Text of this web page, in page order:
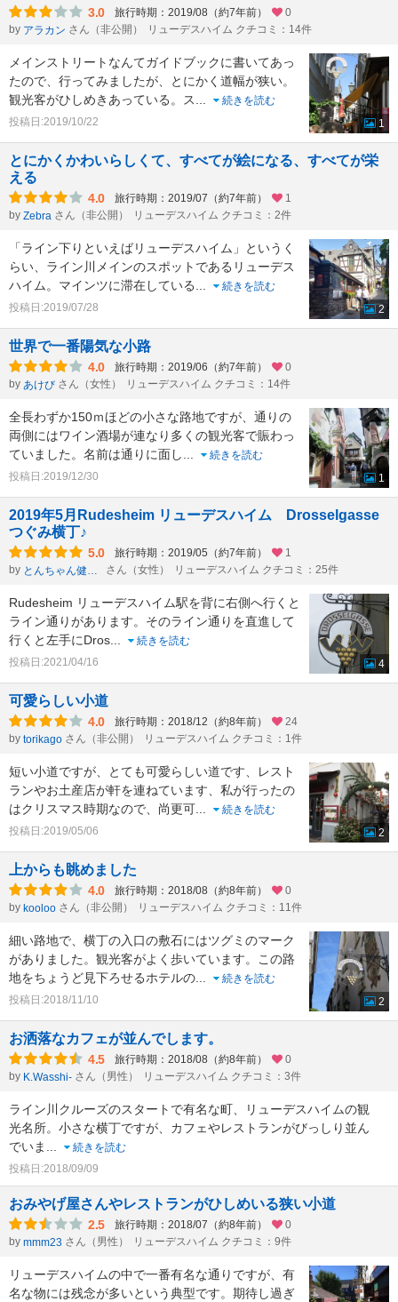
3.0 旅行時期：2019/08（約7年前）
0
by アラカン さん（非公開） リューデスハイム クチコミ：14件
メインストリートなんてガイドブックに書いてあっ
たので、行ってみましたが、とにかく道幅が狭い。
観光客がひしめきあっている。ス...
続きを読む
投稿日:2019/10/22
1
とにかくかわいらしくて、すべてが絵になる、すべてが栄
える
4.0 旅行時期：2019/07（約7年前）
1
by Zebra さん（非公開） リューデスハイム クチコミ：2件
「ライン下りといえばリューデスハイム」というく
らい、ライン川メインのスポットであるリューデス
ハイム。マインツに滞在している...
続きを読む
投稿日:2019/07/28
2
世界で一番陽気な小路
4.0 旅行時期：2019/06（約7年前）
0
by あけび さん（女性） リューデスハイム クチコミ：14件
全長わずか150ｍほどの小さな路地ですが、通りの
両側にはワイン酒場が連なり多くの観光客で賑わっ
ていました。名前は通りに面し...
続きを読む
投稿日:2019/12/30
1
2019年5月Rudesheim リューデスハイム Drosselgasse
つぐみ横丁♪
5.0 旅行時期：2019/05（約7年前）
1
by
とんちゃん健康一番 さん（女性） リューデスハイム クチコミ：25件
Rudesheim リューデスハイム駅を背に右側へ行くと
ライン通りがあります。そのライン通りを直進して
行くと左手にDros...
続きを読む
投稿日:2021/04/16
4
可愛らしい小道
4.0 旅行時期：2018/12（約8年前）
24
by torikago さん（非公開） リューデスハイム クチコミ：1件
短い小道ですが、とても可愛らしい道です、レスト
ランやお土産店が軒を連ねています、私が行ったの
はクリスマス時期なので、尚更可...
続きを読む
投稿日:2019/05/06
2
上からも眺めました
4.0 旅行時期：2018/08（約8年前）
0
by kooloo さん（非公開） リューデスハイム クチコミ：11件
細い路地で、横丁の入口の敷石にはツグミのマーク
がありました。観光客がよく歩いています。この路
地をちょうど見下ろせるホテルの...
続きを読む
投稿日:2018/11/10
2
お洒落なカフェが並んでします。
4.5 旅行時期：2018/08（約8年前）
0
by K.Wasshi- さん（男性） リューデスハイム クチコミ：3件
ライン川クルーズのスタートで有名な町、リューデスハイムの観
光名所。小さな横丁ですが、カフェやレストランがびっしり並ん
でいま ...
続きを読む
投稿日:2018/09/09
おみやげ屋さんやレストランがひしめいる狭い小道
2.5 旅行時期：2018/07（約8年前）
0
by mmm23 さん（男性） リューデスハイム クチコミ：9件
リューデスハイムの中で一番有名な通りですが、有
名な物には残念が多いという典型です。期待し過ぎ